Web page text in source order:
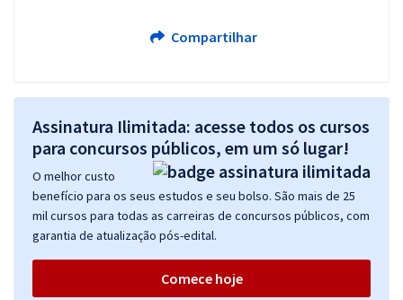
Compartilhar
Assinatura Ilimitada: acesse todos os cursos
para concursos públicos, em um só lugar!
O melhor custo
benefício para os seus estudos e seu bolso. São mais de 25
mil cursos para todas as carreiras de concursos públicos, com
garantia de atualização pós-edital.
Comece hoje